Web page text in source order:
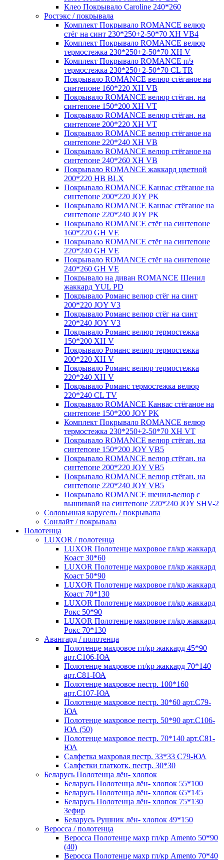
Клео Покрывало Caroline 240*260
Ростэкс / покрывала
Комплект Покрывало ROMANCE велюр
стёг на синт 230*250+2-50*70 XH VB4
Комплект Покрывало ROMANCE велюр
термостежка 230*250+2-50*70 XH V
Комплект Покрывало ROMANCE п/э
термостежка 230*250+2-50*70 CL TR
Покрывало ROMANCE велюр стёганое на
синтепоне 160*220 XH VB
Покрывало ROMANCE велюр стёган. на
синтепоне 150*200 XH VT
Покрывало ROMANCE велюр стёган. на
синтепоне 200*220 XH VT
Покрывало ROMANCE велюр стёганое на
синтепоне 220*240 XH VB
Покрывало ROMANCE велюр стёганое на
синтепоне 240*260 XH VB
Покрывало ROMANCE жаккард цветной
200*220 HB BLX
Покрывало ROMANCE Канвас стёганое на
синтепоне 200*220 JOY PK
Покрывало ROMANCE Канвас стёганое на
синтепоне 220*240 JOY PK
Покрывало ROMANCE стёг на синтепоне
160*220 GH VE
Покрывало ROMANCE стёг на синтепоне
220*240 GH VE
Покрывало ROMANCE стёг на синтепоне
240*260 GH VE
Покрывало на диван ROMANCE Шенил
жаккард YUL PD
Покрывало Романс велюр стёг на синт
200*220 JOY V3
Покрывало Романс велюр стёг на синт
220*240 JOY V3
Покрывало Романс велюр термостежка
150*200 XH V
Покрывало Романс велюр термостежка
200*220 XH V
Покрывало Романс велюр термостежка
220*240 XH V
Покрывало Романс термостежка велюр
220*240 CL TV
Покрывало ROMANCE Канвас стёганое на
синтепоне 150*200 JOY PK
Комплект Покрывало ROMANCE велюр
термостежка 230*250+2-50*70 XH VT
Покрывало ROMANCE велюр стёган. на
синтепоне 150*200 JOY VB5
Покрывало ROMANCE велюр стёган. на
синтепоне 200*220 JOY VB5
Покрывало ROMANCE велюр стёган. на
синтепоне 220*240 JOY VB5
Покрывало ROMANCE шенил-велюр с
вышивкой на синтепоне 220*240 JOY SHV-2
Соловьиная карусель / покрывапа
Сонлайт / покрывала
Полотенца
LUXOR / полотенца
LUXOR Полотенце махровое гл/кр жаккард
Коаст 30*60
LUXOR Полотенце махровое гл/кр жаккард
Коаст 50*90
LUXOR Полотенце махровое гл/кр жаккард
Коаст 70*130
LUXOR Полотенце махровое гл/кр жаккард
Рокс 50*90
LUXOR Полотенце махровое гл/кр жаккард
Рокс 70*130
Авангард / полотенца
Полотенце махровое гл/кр жаккард 45*90
арт.С106-ЮА
Полотенце махровое гл/кр жаккард 70*140
арт.С81-ЮА
Полотенце махровое пестр. 100*160
арт.С107-ЮА
Полотенце махровое пестр. 30*60 арт.С79-
ЮА
Полотенце махровое пестр. 50*90 арт.С106-
ЮА (50)
Полотенце махровое пестр. 70*140 арт.С81-
ЮА
Салфетка махровая пестр. 33*33 С79-ЮА
Салфетки глаткотк. пестр. 30*30
Беларусь Полотенца лён- хлопок
Беларусь Полотенца лён- хлопок 55*100
Беларусь Полотенца лён- хлопок 65*145
Беларусь Полотенца лён- хлопок 75*130
Зефир
Беларусь Рушник лён- хлопок 49*150
Веросса / полотенца
Веросса Полотенце махр гл/кр Amento 50*90
(40)
Веросса Полотенце махр гл/кр Amento 70*40